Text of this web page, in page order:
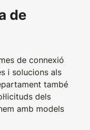
de
de connexió
i solucions als
també
dels
amb models